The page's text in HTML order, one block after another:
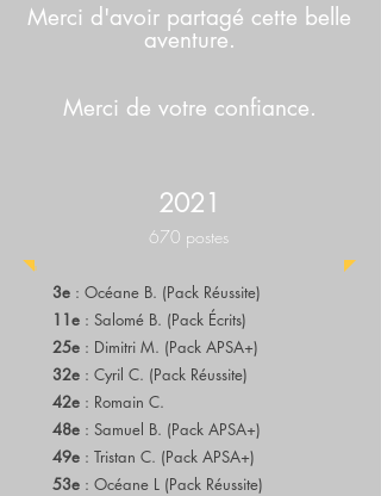
Merci d'avoir partagé cette belle
aventure.
Merci de votre confiance.
3e : Océane B. (Pack Réussite)
11e : Salomé B. (Pack Écrits)
25e : Dimitri M. (Pack APSA+)
32e : Cyril C. (Pack Réussite)
42e : Romain C.
48e : Samuel B. (Pack APSA+)
49e : Tristan C. (Pack APSA+)
53e : Océane L (Pack Réussite)
2021
670 postes